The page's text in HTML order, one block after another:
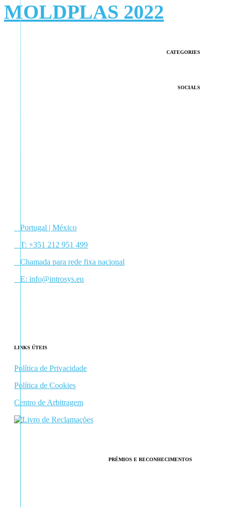
MOLDPLAS 2022
CATEGORIES
SOCIALS
Portugal | México
T: +351 212 951 499
Chamada para rede fixa nacional
E: info@introsys.eu
LINKS ÚTEIS
Política de Privacidade
Política de Cookies
Centro de Arbitragem
PRÉMIOS E RECONHECIMENTOS